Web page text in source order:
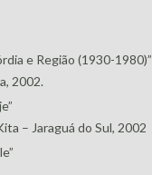
e Região (1930-1980)”
2002.
– Jaraguá do Sul, 2002